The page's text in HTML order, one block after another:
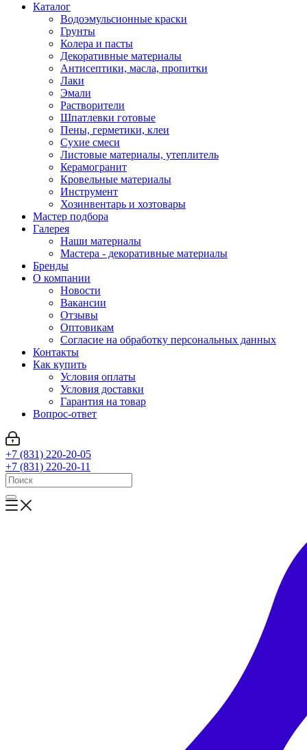
Каталог
Водоэмульсионные краски
Грунты
Колера и пасты
Декоративные материалы
Антисептики, масла, пропитки
Лаки
Эмали
Растворители
Шпатлевки готовые
Пены, герметики, клеи
Сухие смеси
Листовые материалы, утеплитель
Керамогранит
Кровельные материалы
Инструмент
Хозинвентарь и хозтовары
Мастер подбора
Галерея
Наши материалы
Мастера - декоративные материалы
Бренды
О компании
Новости
Вакансии
Отзывы
Оптовикам
Cогласие на обработку персональных данных
Контакты
Как купить
Условия оплаты
Условия доставки
Гарантия на товар
Вопрос-ответ
+7 (831) 220-20-05
+7 (831) 220-20-11